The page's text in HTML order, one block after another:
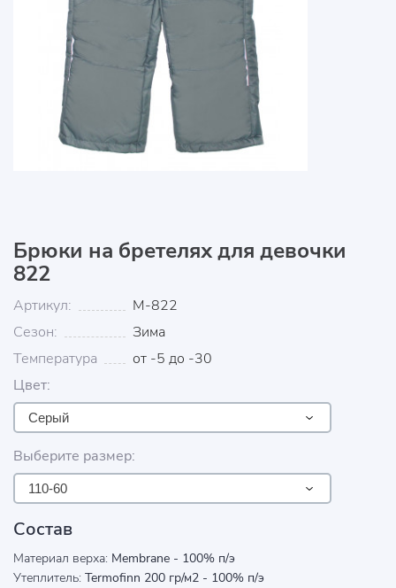
Брюки на бретелях для девочки
822
Артикул:
М-822
Сезон:
Зима
Температура
от -5 до -30
Цвет:
Серый
Выберите размер:
110-60
Состав
Материал верха: Membrane - 100% п/э
Утеплитель: Termofinn 200 гр/м2 - 100% п/э